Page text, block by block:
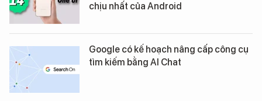
chịu nhất của Android
Google có kế hoạch nâng cấp công cụ
tìm kiếm bằng AI Chat